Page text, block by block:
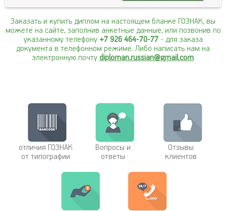
Заказать и купить диплом на настоящем бланке ГОЗНАК, вы
можете на сайте, заполнив анкетные данные, или позвонив по
указанному телефону +7 926 464-70-77- для заказа
документа в телефонном режиме. Либо написать нам на
электронную почту diploman.russian@gmail.com
отличия ГОЗНАК
от типографии
Вопросы и
ответы
Отзывы
клиентов